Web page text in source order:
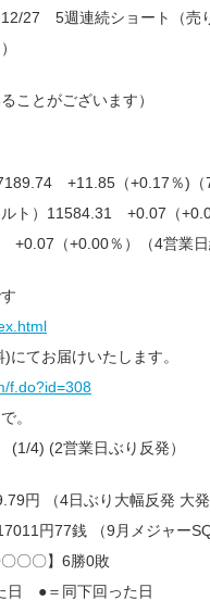
27 5週連続ショート（売
ことがございます）
+11.85（+0.17％)（7
ト）11584.31 +0.07（
（+0.00％）（4営業日
にてお届けいたします。
f.do?id=308
。
4) (2営業日ぶり反発）
円 （4日ぶり大幅反発 大発
円77銭 （9月メジャーSQ
〇〇】6勝0敗
日 ●＝同下回った日